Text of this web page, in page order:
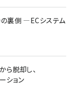
裏側 ―ECシステム
ら脱却し、
ション